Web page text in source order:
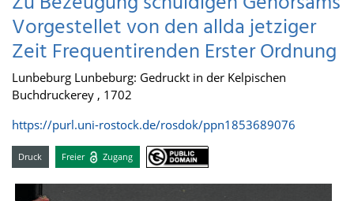
Vorgestellet von den allda jetziger
Zeit Frequentirenden Erster Ordnung
Lunbeburg Lunbeburg: Gedruckt in der Kelpischen
Buchdruckerey , 1702
https://purl.uni-rostock.de/rosdok/ppn1853689076
Druck Freier Zugang